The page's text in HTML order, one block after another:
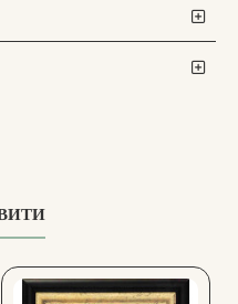
він відрізнявся міцною